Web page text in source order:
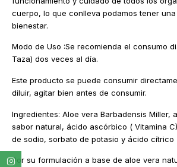
cuerpo, lo que conlleva podamos tener
bienestar.
Modo de Uso :Se recomienda el consumo
Taza) dos veces al día.
Este producto se puede consumir
diluir, agitar bien antes de consumir.
Ingredientes: Aloe vera Barbadensis Miller,
sabor natural, ácido ascórbico ( Vitamina
de sodio, sorbato de potasio y ácido cítrico
Por su formulación a base de aloe vera